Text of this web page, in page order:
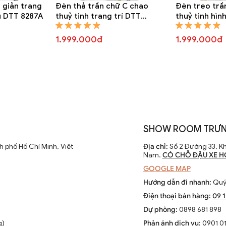
trang
8287A
Đèn thả trần chữ C chao
thuỷ tinh trang trí DTT
8285A
1.999.000đ
Đèn treo
thuỷ tinh
cách điệu
1.999.000đ
phố Hồ Chí Minh, Việt
SHOW ROOM
Địa chỉ: Số 2 Đường 33,
Nam. CÓ CHỖ ĐẬU XE
GOOGLE MAP
Hướng dẫn đi nhanh:
Điện thoại bán hàng: 09
Dự phòng: 0898 681 898
Phản ánh dịch vụ: 0901